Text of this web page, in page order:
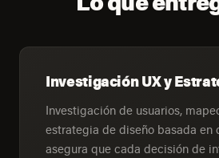
Investigación UX y
Investigación de usuarios,
estrategia de diseño basada en
asegura que cada decisión de